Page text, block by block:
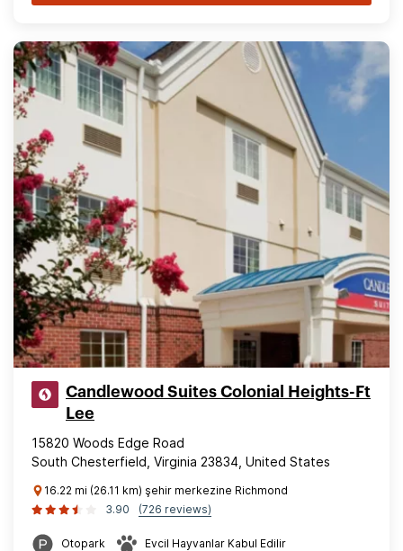
Candlewood Suites Colonial Heights-Ft
Lee
15820 Woods Edge Road
South Chesterfield, Virginia 23834, United States
16.22 mi (26.11 km) şehir merkezine Richmond
3.90
(726 reviews)
Otopark Evcil Hayvanlar Kabul Edilir